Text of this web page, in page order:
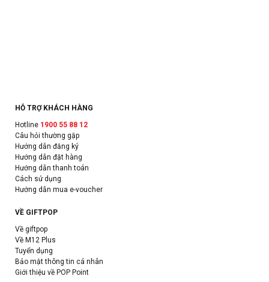
HỖ TRỢ KHÁCH HÀNG
Hotline 1900 55 88 12
Câu hỏi thường gặp
Hướng dẫn đăng ký
Hướng dẫn đặt hàng
Hướng dẫn thanh toán
Cách sử dụng
Hướng dẫn mua e-voucher
VỀ GIFTPOP
Về giftpop
Về M12 Plus
Tuyển dụng
Bảo mật thông tin cá nhân
Giới thiệu về POP Point